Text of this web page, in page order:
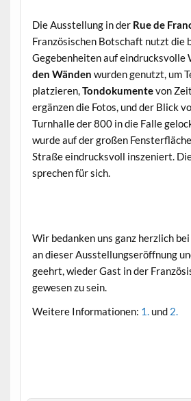
Die Ausstellung in der Rue de
Französischen Botschaft nutzt die
Gegebenheiten auf eindrucksvolle
den Wänden wurden genutzt, um
platzieren,Tondokumentevon
ergänzen die Fotos, und der Blick
Turnhalle der 800 in die Falle
wurde auf der großen
Straße eindrucksvoll inszeniert.
sprechen für sich.
Wir bedanken uns ganz herzlich
an dieser Ausstellungseröffnung
geehrt, wieder Gast in der
gewesen zu sein.
Weitere Informationen: 1.und 2.